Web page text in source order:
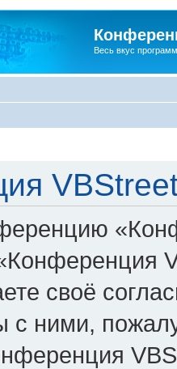
Весь вкус
своё
с ними,